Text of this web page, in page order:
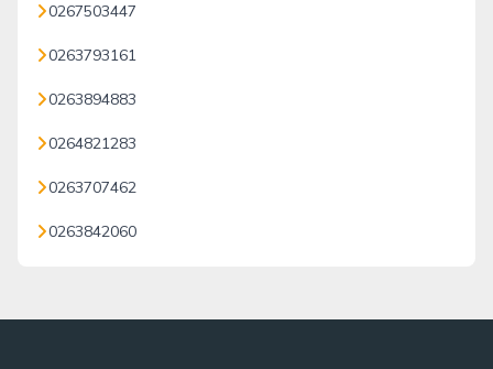
0267503447
0263793161
0263894883
0264821283
0263707462
0263842060